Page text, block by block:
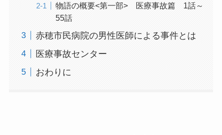
物語の概要<第一部> 医療事故篇 1話～
55話
赤穂市民病院の男性医師による事件とは
医療事故センター
おわりに